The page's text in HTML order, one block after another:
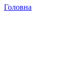
Головна